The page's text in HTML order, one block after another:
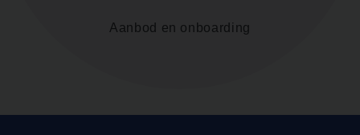
Aanbod en onboarding